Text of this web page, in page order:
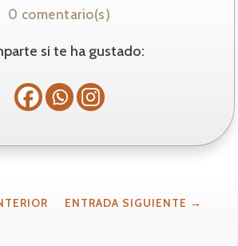
0 comentario(s)
si te ha gustado:
ENTRADA SIGUIENTE →